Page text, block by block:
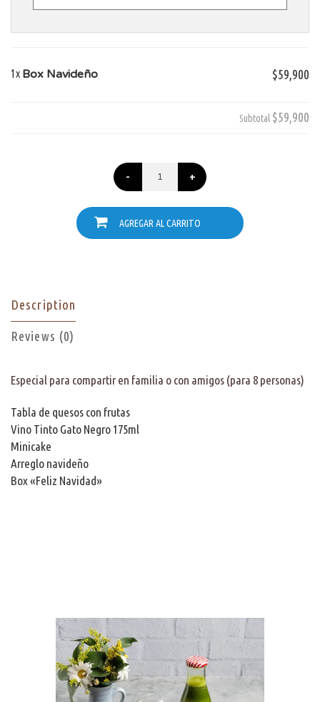
1x Box Navideño $59,900
Subtotal $59,900
- +
AGREGAR AL CARRITO
Description
Reviews (0)
Especial para compartir en familia o con amigos (para 8 personas)
Tabla de quesos con frutas
Vino Tinto Gato Negro 175ml
Minicake
Arreglo navideño
Box «Feliz Navidad»